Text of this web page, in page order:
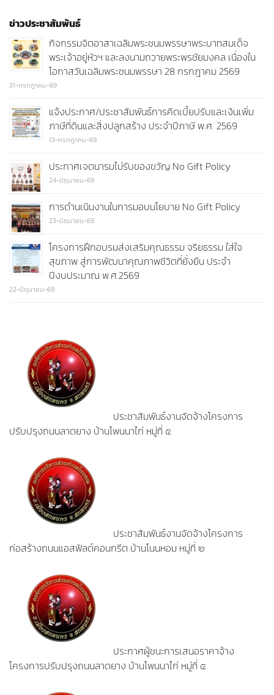
ข่าวประชาสัมพันธ์
กิจกรรมจิตอาสาเฉลิมพระชนมพรรษาพระบาทสมเด็จ
พระเจ้าอยู่หัวฯ และลงนามถวายพระพรชัยมงคล เนื่องใน
โอกาสวันเฉลิมพระชนมพรรษา 28 กรกฎาคม 2569
31-กรกฎาคม-69
แจ้งประกาศ/ประชาสัมพันธ์การคิดเบี้ยปรับและเงินเพิ่ม
ภาษีที่ดินและสิ่งปลูกสร้าง ประจำปีภาษี พ.ศ. 2569
13-กรกฎาคม-69
ประกาศเจตนารมไม่รับของขวัญ No Gift Policy
24-มิถุนายน-69
การดำนเนินงานในการมอบนโยบาย No Gift Policy
23-มิถุนายน-69
โครงการฝึกอบรมส่งเสริมคุณธรรม จริยธรรม ใส่ใจ
สุขภาพ สู่การพัฒนาคุณภาพชีวิตที่ยั่งยืน ประจำ
ปีงบประมาณ พ.ศ.2569
22-มิถุนายน-69
ประชาสัมพันธ์งานจัดจ้างโครงการ
ปรับปรุงถนนลาดยาง บ้านโพนนาไก่ หมู่ที่ ๕
ประชาสัมพันธ์งานจัดจ้างโครงการ
ก่อสร้างถนนแอสฟัลต์คอนกรีต บ้านโนนหอม หมู่ที่ ๒
ประกาศผู้ชนะการเสนอราคาจ้าง
โครงการปรับปรุงถนนลาดยาง บ้านโพนนาไก่ หมู่ที่ ๕